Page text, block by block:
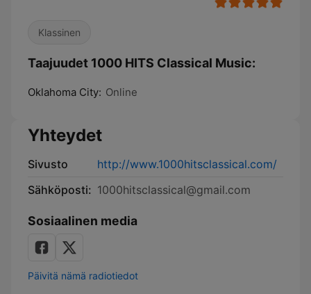
Klassinen
Taajuudet 1000 HITS Classical Music:
Oklahoma City: Online
Yhteydet
Sivusto
http://www.1000hitsclassical.com/
Sähköposti: 1000hitsclassical@gmail.com
Sosiaalinen media
Päivitä nämä radiotiedot